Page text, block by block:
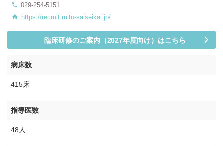
029-254-5151
https://recruit.mito-saiseikai.jp/
臨床研修のご案内（2027年度向け）はこちら
病床数
415床
指導医数
48人